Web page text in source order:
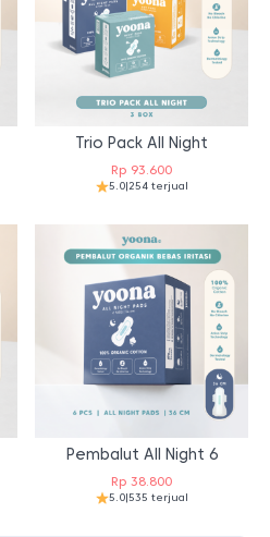
Trio Pack All Night
Rp 93.600
5.0|254 terjual
Pembalut All Night 6
Rp 38.800
5.0|535 terjual